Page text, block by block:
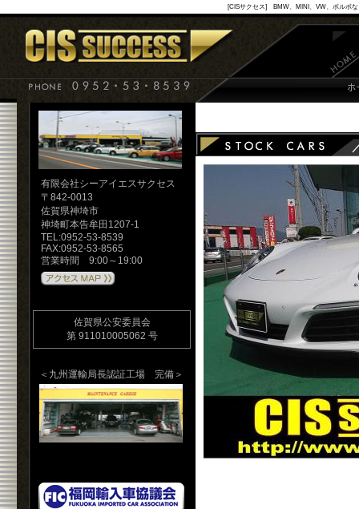
[CISサクセス] BMW、MINI、VW、ボルボな
有限会社シーアイエスサクセス
〒842-0013
佐賀県神埼市
神埼町本告牟田1207-1
TEL:0952-53-8539
FAX:0952-53-8565
営業時間 9:00～19:00
佐賀県公安委員会
第 911010005062 号
＜九州運輸局長認証工場 完備＞